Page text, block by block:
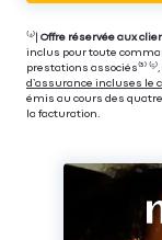
⁽⁴⁾| Offre réservée aux
inclus pour toute
prestations associés⁽³⁾
d’assurance incluses le
émis au cours des
la facturation.